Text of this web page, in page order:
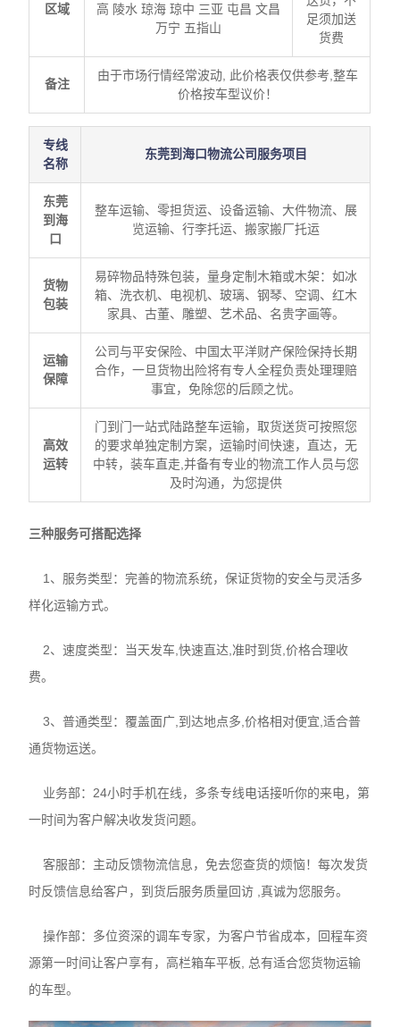
区域
高 陵水 琼海 琼中 三亚 屯昌 文昌
万宁 五指山
足须加送
货费
备注
由于市场行情经常波动, 此价格表仅供参考,整车
价格按车型议价！
专线
名称
东莞到海口物流公司服务项目
东莞
到海
口
整车运输、零担货运、设备运输、大件物流、展
览运输、行李托运、搬家搬厂托运
货物
包装
易碎物品特殊包装，量身定制木箱或木架：如冰
箱、洗衣机、电视机、玻璃、钢琴、空调、红木
家具、古董、雕塑、艺术品、名贵字画等。
运输
保障
公司与平安保险、中国太平洋财产保险保持长期
合作，一旦货物出险将有专人全程负责处理理赔
事宜，免除您的后顾之忧。
高效
运转
门到门一站式陆路整车运输，取货送货可按照您
的要求单独定制方案，运输时间快速，直达，无
中转，装车直走,并备有专业的物流工作人员与您
及时沟通，为您提供
三种服务可搭配选择
1、服务类型：完善的物流系统，保证货物的安全与灵活多
样化运输方式。
2、速度类型：当天发车,快速直达,准时到货,价格合理收
费。
3、普通类型：覆盖面广,到达地点多,价格相对便宜,适合普
通货物运送。
业务部：24小时手机在线，多条专线电话接听你的来电，第
一时间为客户解决收发货问题。
客服部：主动反馈物流信息，免去您查货的烦恼！每次发货
时反馈信息给客户，到货后服务质量回访 ,真诚为您服务。
操作部：多位资深的调车专家，为客户节省成本，回程车资
源第一时间让客户享有，高栏箱车平板, 总有适合您货物运输
的车型。